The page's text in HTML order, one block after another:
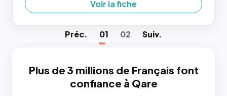
Voir la fiche
Préc. 01 02 Suiv.
Plus de 3 millions de Français font
confiance à Qare